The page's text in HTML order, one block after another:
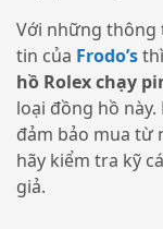
Với những thông
tin của Frodo’s
hồ Rolex chạy
loại đồng hồ
đảm bảo mua từ
hãy kiểm tra kỹ
giả.